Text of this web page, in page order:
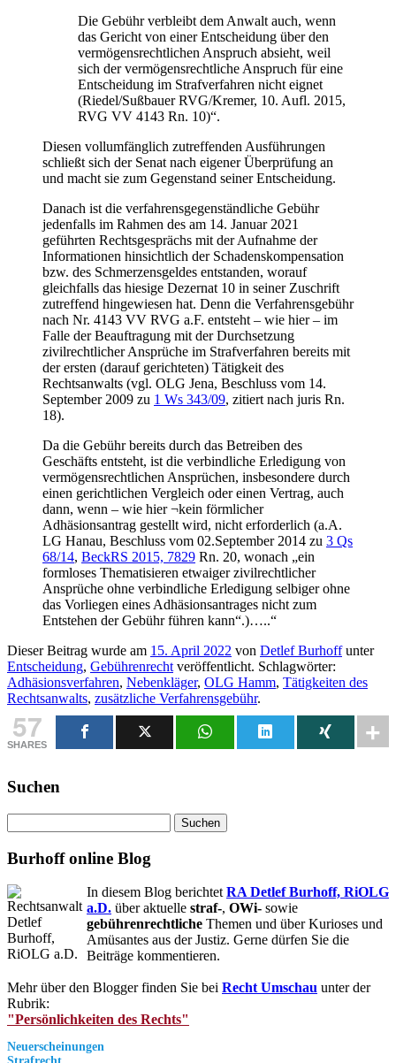
Die Gebühr verbleibt dem Anwalt auch, wenn
das Gericht von einer Entscheidung über den
vermögensrechtlichen Anspruch absieht, weil
sich der vermögensrechtliche Anspruch für eine
Entscheidung im Strafverfahren nicht eignet
(Riedel/Sußbauer RVG/Kremer, 10. Aufl. 2015,
RVG VV 4143 Rn. 10)“.
Diesen vollumfänglich zutreffenden Ausführungen
schließt sich der Senat nach eigener Überprüfung an
und macht sie zum Gegenstand seiner Entscheidung.
Danach ist die verfahrensgegenständliche Gebühr
jedenfalls im Rahmen des am 14. Januar 2021
geführten Rechtsgesprächs mit der Aufnahme der
Informationen hinsichtlich der Schadenskompensation
bzw. des Schmerzensgeldes entstanden, worauf
gleichfalls das hiesige Dezernat 10 in seiner Zuschrift
zutreffend hingewiesen hat. Denn die Verfahrensgebühr
nach Nr. 4143 VV RVG a.F. entsteht – wie hier – im
Falle der Beauftragung mit der Durchsetzung
zivilrechtlicher Ansprüche im Strafverfahren bereits mit
der ersten (darauf gerichteten) Tätigkeit des
Rechtsanwalts (vgl. OLG Jena, Beschluss vom 14.
September 2009 zu 1 Ws 343/09, zitiert nach juris Rn.
18).
Da die Gebühr bereits durch das Betreiben des
Geschäfts entsteht, ist die verbindliche Erledigung von
vermögensrechtlichen Ansprüchen, insbesondere durch
einen gerichtlichen Vergleich oder einen Vertrag, auch
dann, wenn – wie hier ¬kein förmlicher
Adhäsionsantrag gestellt wird, nicht erforderlich (a.A.
LG Hanau, Beschluss vom 02.September 2014 zu 3 Qs
68/14, BeckRS 2015, 7829 Rn. 20, wonach „ein
formloses Thematisieren etwaiger zivilrechtlicher
Ansprüche ohne verbindliche Erledigung selbiger ohne
das Vorliegen eines Adhäsionsantrages nicht zum
Entstehen der Gebühr führen kann“.)…..“
Dieser Beitrag wurde am 15. April 2022 von Detlef Burhoffunter
Entscheidung, Gebührenrechtveröffentlicht. Schlagwörter:
Adhäsionsverfahren, Nebenkläger, OLG Hamm, Tätigkeiten des
Rechtsanwalts, zusätzliche Verfahrensgebühr.
57
SHARES
Suchen
nach:
Burhoff online Blog
In diesem Blog berichtet RA Detlef Burhoff, RiOLG
a.D. über aktuelle straf-, OWi- sowie
gebührenrechtliche Themen und über Kurioses und
Amüsantes aus der Justiz. Gerne dürfen Sie die
Beiträge kommentieren.
Mehr über den Blogger finden Sie bei Recht Umschau unter der
Rubrik:
"Persönlichkeiten des Rechts"
Neuerscheinungen